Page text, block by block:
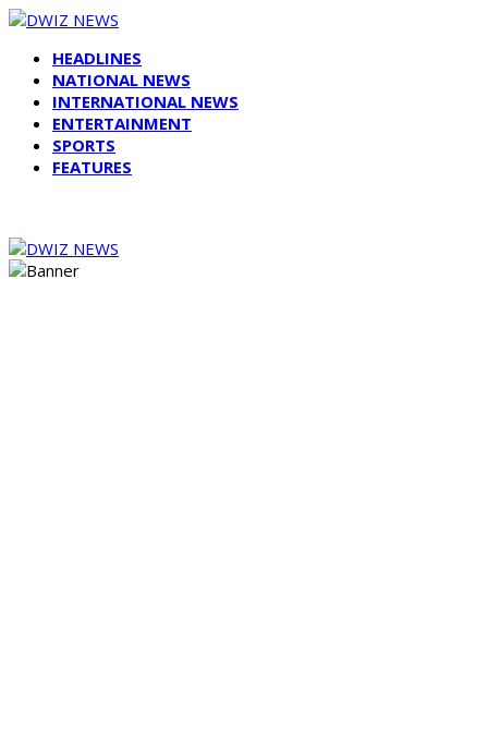
HEADLINES
NATIONAL NEWS
INTERNATIONAL NEWS
ENTERTAINMENT
SPORTS
FEATURES